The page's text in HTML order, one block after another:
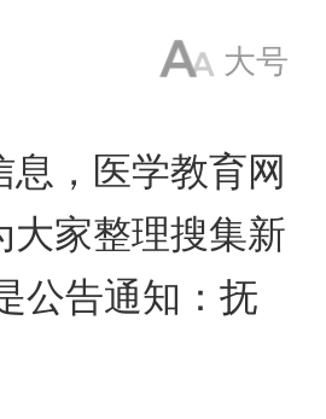
大号
，医学教育网
大家整理搜集新
公告通知：抚